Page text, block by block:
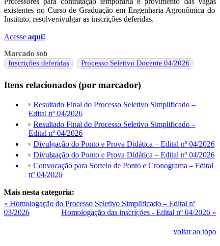
existentes no Curso de Graduação em Engenharia Agronômica do
Instituto, resolve Divulgaras inscrições deferidas.
Acesse aqui!
Marcado sob
Inscrições deferidas Processo Seletivo Docente 04/2026
Itens relacionados (por marcador)
Resultado Final do Processo Seletivo Simplificado –
Edital nº 04/2026
Resultado Final do Processo Seletivo Simplificado –
Edital nº 04/2026
Divulgação do Ponto e Prova Didática – Edital nº 04/2026
Divulgação do Ponto e Prova Didática – Edital nº 04/2026
Convocação para Sorteio de Ponto e Cronograma – Edital
nº 04/2026
Mais nesta categoria:
« Homologação do Processo Seletivo Simplificado – Edital nº
03/2026
Homologação das inscrições - Edital nº 04/2026 »
voltar ao topo